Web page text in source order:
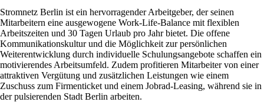
Stromnetz Berlin ist ein hervorragender Arbeitgeber, der seinen
Mitarbeitern eine ausgewogene Work-Life-Balance mit flexiblen
Arbeitszeiten und 30 Tagen Urlaub pro Jahr bietet. Die offene
Kommunikationskultur und die Möglichkeit zur persönlichen
Weiterentwicklung durch individuelle Schulungsangebote schaffen ein
motivierendes Arbeitsumfeld. Zudem profitieren Mitarbeiter von einer
attraktiven Vergütung und zusätzlichen Leistungen wie einem
Zuschuss zum Firmenticket und einem Jobrad-Leasing, während sie in
der pulsierenden Stadt Berlin arbeiten.